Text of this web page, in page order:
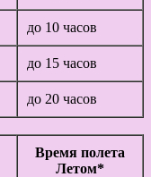
до 10 часов
до 15 часов
до 20 часов
Время полета
Летом*